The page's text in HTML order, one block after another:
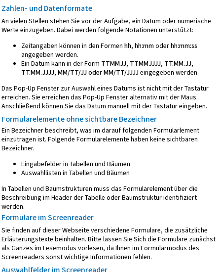
Zahlen- und Datenformate
An vielen Stellen stehen Sie vor der Aufgabe, ein Datum oder numerische
Werte einzugeben. Dabei werden folgende Notationen unterstützt:
Zeitangaben können in den Formen hh, hh:mmoderhh:mm:ss
angegeben werden.
Ein Datum kann in der Form TTMMJJ, TTMMJJJJ, TT.MM.JJ,
TT.MM.JJJJ, MM/TT/JJ oder MM/TT/JJJJeingegeben werden.
Das Pop-Up Fenster zur Auswahl eines Datums ist nicht mit der Tastatur
erreichen. Sie erreichen das Pop-Up Fenster alternativ mit der Maus.
Anschließend können Sie das Datum manuell mit der Tastatur eingeben.
Formularelemente ohne sichtbare Bezeichner
Ein Bezeichner beschreibt, was im darauf folgenden Formularlement
einzutragen ist. Folgende Formularelemente haben keine sichtbaren
Bezeichner.
Eingabefelder in Tabellen und Bäumen
Auswahllisten in Tabellen und Bäumen
In Tabellen und Baumstrukturen muss das Formularelement über die
Beschreibung im Header der Tabelle oder Baumstruktur identifiziert
werden.
Formulare im Screenreader
Sie finden auf dieser Webseite verschiedene Formulare, die zusätzliche
Erläuterungstexte beinhalten. Bitte lassen Sie Sich die Formulare zunächst
als Ganzes im Lesemodus vorlesen, da Ihnen im Formularmodus des
Screenreaders sonst wichtige Informationen fehlen.
Auswahlfelder im Screenreader